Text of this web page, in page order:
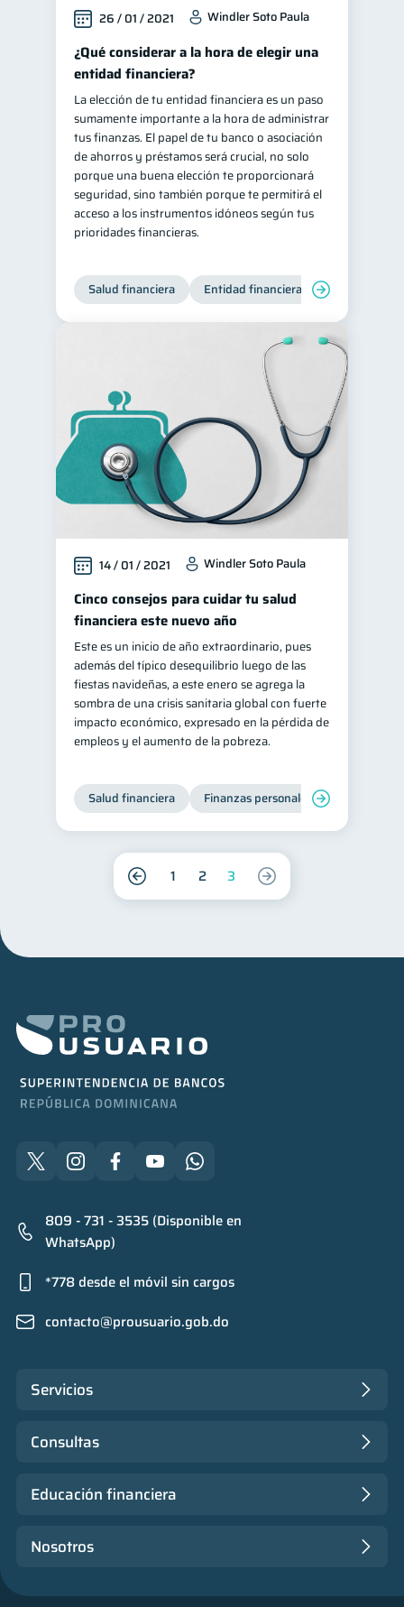
26 / 01 / 2021 Windler Soto Paula
¿Qué considerar a la hora de elegir una
entidad financiera?
La elección de tu entidad financiera es un paso
sumamente importante a la hora de administrar
tus finanzas. El papel de tu banco o asociación
de ahorros y préstamos será crucial, no solo
porque una buena elección te proporcionará
seguridad, sino también porque te permitirá el
acceso a los instrumentos idóneos según tus
prioridades financieras.
Salud financiera Entidad financiera
14 / 01 / 2021 Windler Soto Paula
Cinco consejos para cuidar tu salud
financiera este nuevo año
Este es un inicio de año extraordinario, pues
además del típico desequilibrio luego de las
fiestas navideñas, a este enero se agrega la
sombra de una crisis sanitaria global con fuerte
impacto económico, expresado en la pérdida de
empleos y el aumento de la pobreza.
Salud financiera Finanzas personales
1 2 3
809 - 731 - 3535 (Disponible en
WhatsApp)
*778 desde el móvil sin cargos
contacto@prousuario.gob.do
Servicios
Consultas
Educación financiera
Nosotros